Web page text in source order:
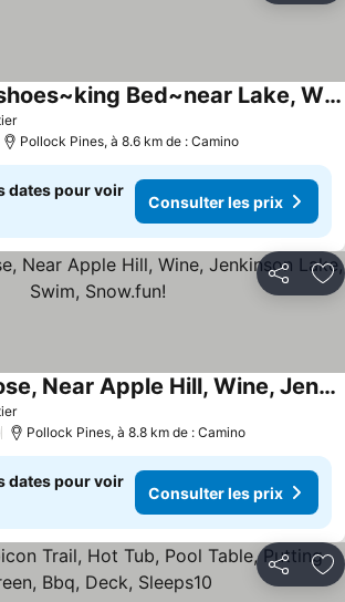
Firepit~horseshoes~king Bed~near Lake, Wine, Farms
Pollock Pines, à 8.6 km de : Camino
dates pour voir
Consulter les prix
Partager
A Mountain Rose, Near Apple Hill, Wine, Jenkinson Lake, Swim, Snow.fun!
Pollock Pines, à 8.8 km de : Camino
dates pour voir
Consulter les prix
Partager